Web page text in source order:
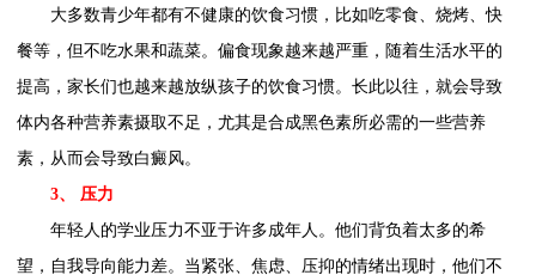
大多数青少年都有不健康的饮食习惯，比如吃零食、烧烤、快
餐等，但不吃水果和蔬菜。偏食现象越来越严重，随着生活水平的
提高，家长们也越来越放纵孩子的饮食习惯。长此以往，就会导致
体内各种营养素摄取不足，尤其是合成黑色素所必需的一些营养
素，从而会导致白癜风。
3、 压力
年轻人的学业压力不亚于许多成年人。他们背负着太多的希
望，自我导向能力差。当紧张、焦虑、压抑的情绪出现时，他们不